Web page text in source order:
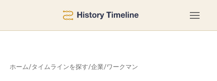
ホーム/タイムラインを探す/企業/ワークマン